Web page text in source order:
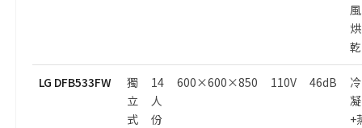
風
烘
乾
LG DFB533FW
獨
立
式
14
人
份
600×600×850 110V 46dB
冷
凝
+